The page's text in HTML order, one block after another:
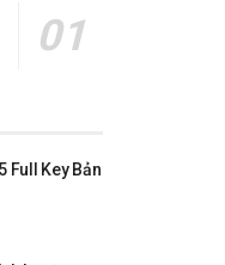
Full Key Bản